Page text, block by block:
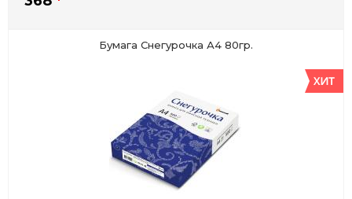
Бумага Снегурочка А4 80гр.